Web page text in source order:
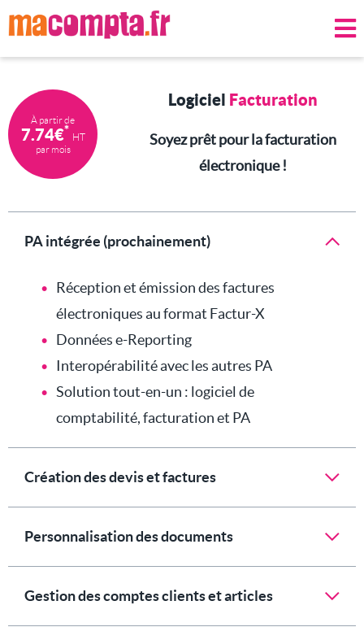
À partir de
7.74€* HT
par mois
Logiciel Facturation
Soyez prêt pour la facturation
électronique !
PA intégrée (prochainement)
Réception et émission des factures
électroniques au format Factur-X
Données e-Reporting
Interopérabilité avec les autres PA
Solution tout-en-un : logiciel de
comptabilité, facturation et PA
Création des devis et factures
Personnalisation des documents
Gestion des comptes clients et articles